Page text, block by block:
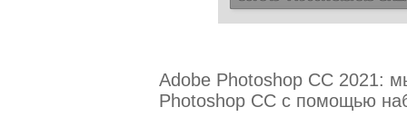
Adobe Photoshop CC 2021:
Photoshop CC с помощью